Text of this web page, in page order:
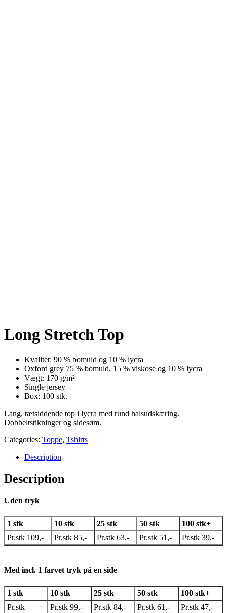
Long Stretch Top
Kvalitet: 90 % bomuld og 10 % lycra
Oxford grey 75 % bomuld, 15 % viskose og 10 % lycra
Vægt: 170 g/m²
Single jersey
Box: 100 stk.
Lang, tætsiddende top i lycra med rund halsudskæring.
Dobbeltstikninger og sidesøm.
Categories: Toppe, Tshirts
Description
Description
Uden tryk
1 stk 10 stk 25 stk 50 stk
100 stk+
Pr.stk 109,-
Pr.stk 85,- Pr.stk 63,- Pr.stk 51,- Pr.stk 39,-
Med incl. 1 farvet tryk på en side
1 stk 10 stk 25 stk 50 stk
100 stk+
Pr.stk —–
Pr.stk 99,- Pr.stk 84,- Pr.stk 61,- Pr.stk 47,-